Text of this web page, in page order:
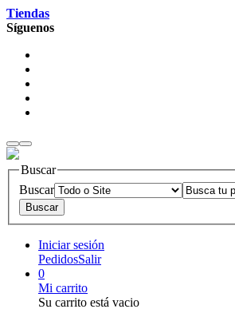
Tiendas
Síguenos
Buscar
Buscar
Iniciar sesión
PedidosSalir
0
Mi carrito
Su carrito está vacio